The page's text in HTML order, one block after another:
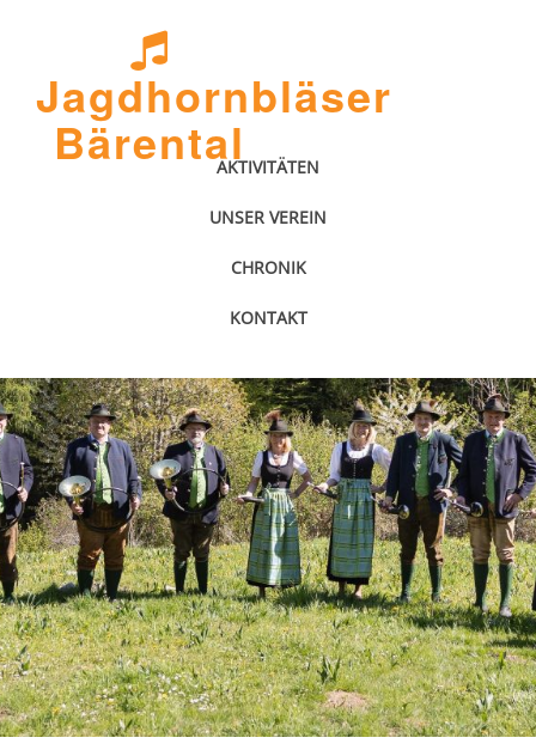
Jagdhornbläser
BärentalAKTIVITÄTEN
UNSER VEREIN
CHRONIK
KONTAKT